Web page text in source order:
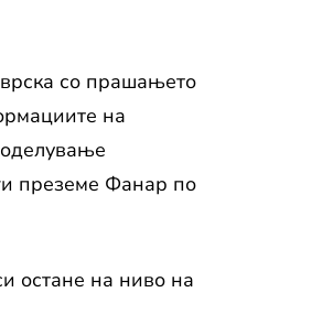
со прашањето
на
преземе Фанар по
остане на ниво на